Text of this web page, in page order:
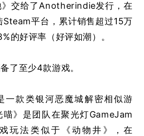
交给了Anotherindie发行，在
平台，累计销售超过15万
的好评率 （好评如潮） 。
了至少4款游戏。
一款类银河恶魔城解密相似游
喵》是团队在聚光灯GameJam
玩法类似于《动物井》，在